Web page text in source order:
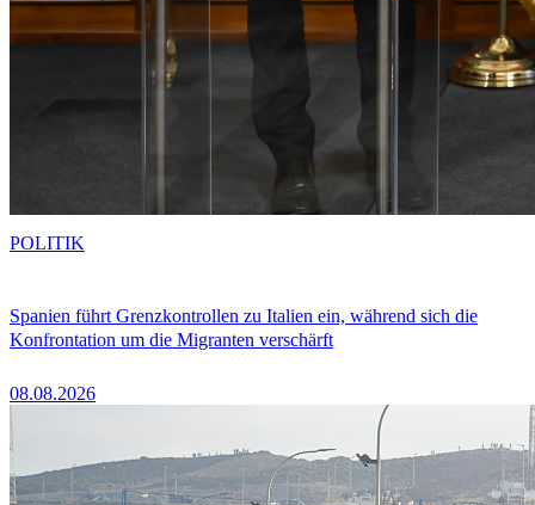
Spanien führt Grenzkontrollen zu Italien ein, während sich die
Konfrontation um die Migranten verschärft
08.08.2026
POLITIK